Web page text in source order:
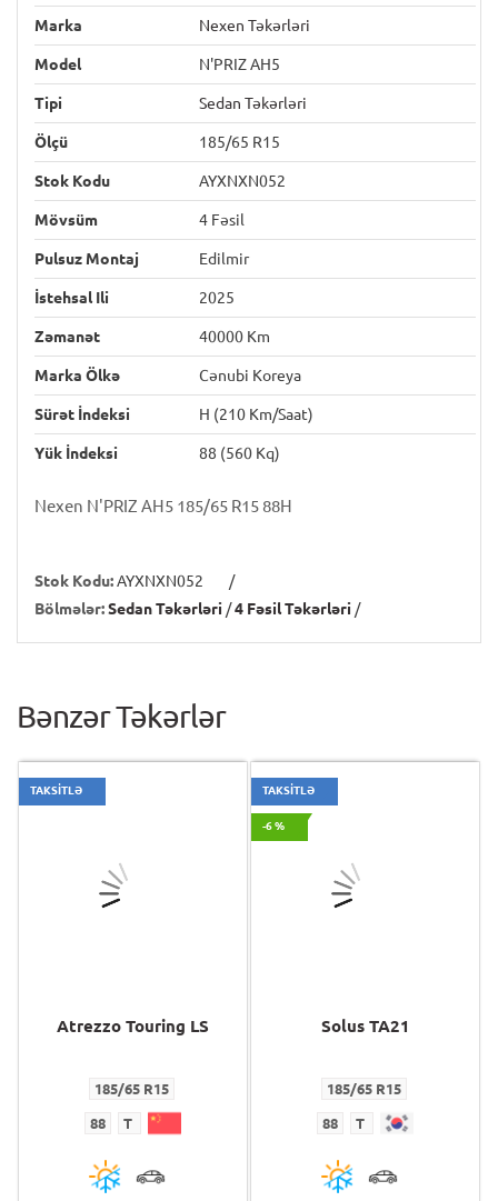
Marka Nexen Təkərləri
Model N'PRIZ AH5
Tipi Sedan Təkərləri
Ölçü 185/65 R15
Stok Kodu AYXNXN052
Mövsüm 4 Fəsil
Pulsuz Montaj Edilmir
İstehsal Ili 2025
Zəmanət 40000 Km
Marka Ölkə Cənubi Koreya
Sürət İndeksi H (210 Km/saat)
Yük İndeksi 88 (560 Kq)
Nexen N'PRIZ AH5 185/65 R15 88H
Stok Kodu:AYXNXN052
/
Bölmələr:Sedan Təkərləri /4 Fəsil Təkərləri /
Bənzər Təkərlər
TAKSİTLƏ
Atrezzo Touring LS
185/65 R15
88 T
TAKSİTLƏ
-6 %
Solus TA21
185/65 R15
88 T